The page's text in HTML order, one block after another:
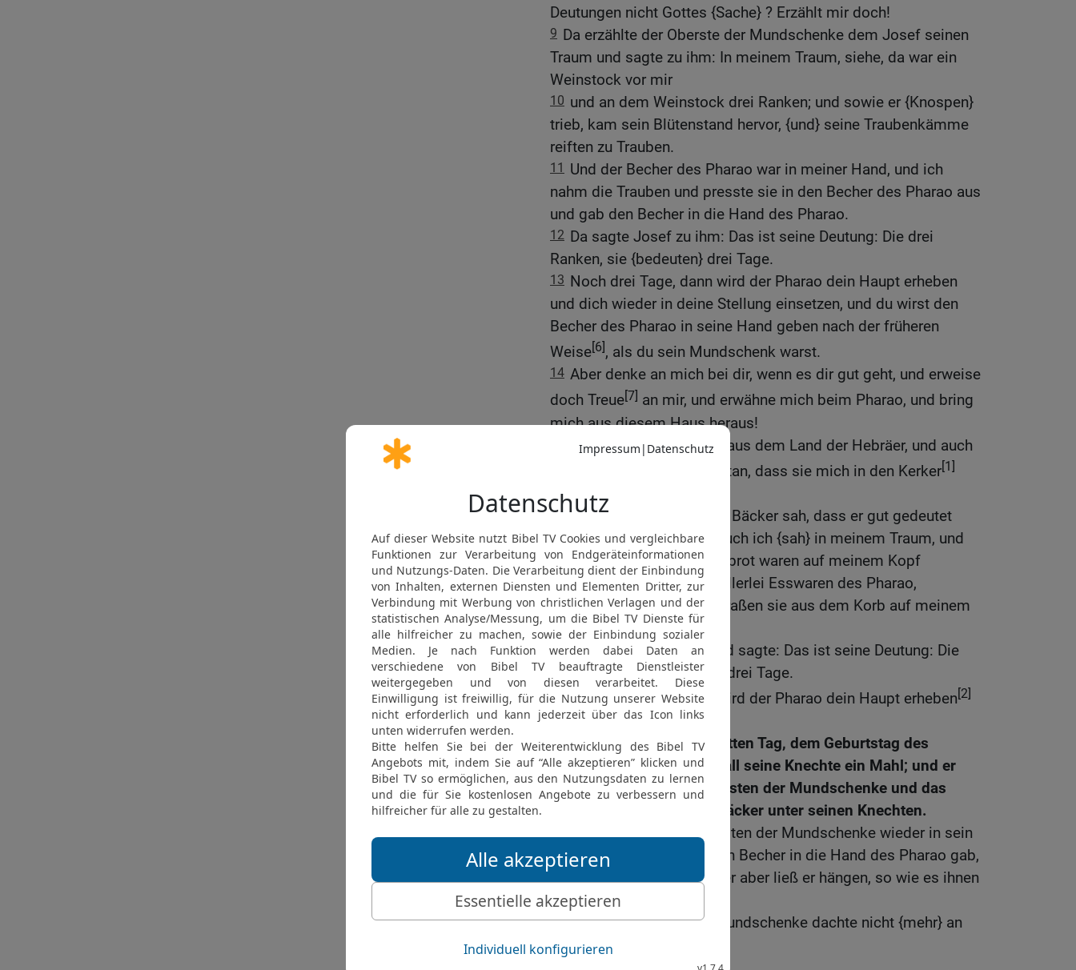
Deutungen nicht Gottes {Sache} ? Erzählt mir doch!
9 Da erzählte der Oberste der Mundschenke dem Josef seinen
Traum und sagte zu ihm: In meinem Traum, siehe, da war ein
Weinstock vor mir
10 und an dem Weinstock drei Ranken; und sowie er {Knospen}
trieb, kam sein Blütenstand hervor, {und} seine Traubenkämme
reiften zu Trauben.
11 Und der Becher des Pharao war in meiner Hand, und ich
nahm die Trauben und presste sie in den Becher des Pharao aus
und gab den Becher in die Hand des Pharao.
12 Da sagte Josef zu ihm: Das ist seine Deutung: Die drei
Ranken, sie {bedeuten} drei Tage.
13 Noch drei Tage, dann wird der Pharao dein Haupt erheben
und dich wieder in deine Stellung einsetzen, und du wirst den
Becher des Pharao in seine Hand geben nach der früheren
Weise[6], als du sein Mundschenk warst.
14 Aber denke an mich bei dir, wenn es dir gut geht, und erweise
doch Treue[7] an mir, und erwähne mich beim Pharao, und bring
mich aus diesem Haus heraus!
Denn gestohlen bin ich aus dem Land der Hebräer, und auch
hier habe ich gar nichts getan, dass sie mich in den Kerker[1]
gesetzt haben.
16 Als nun der Oberste der Bäcker sah, dass er gut gedeutet
hatte, sagte er zu Josef: Auch ich {sah} in meinem Traum, und
siehe, drei Körbe mit Weißbrot waren auf meinem Kopf
17 und im obersten Korb allerlei Esswaren des Pharao,
Backwerk, und die Vögel fraßen sie aus dem Korb auf meinem
Kopf weg.
18 Da antwortete Josef und sagte: Das ist seine Deutung: Die
drei Körbe, sie {bedeuten} drei Tage.
19 Noch drei Tage, dann wird der Pharao dein Haupt erheben[2]
[A>nehmen
20 Und es geschah am dritten Tag, dem Geburtstag des
Pharao, da machte er für all seine Knechte ein Mahl; und er
erhob das Haupt des Obersten der Mundschenke und das
Haupt des Obersten der Bäcker unter seinen Knechten.
Und er setzte den Obersten der Mundschenke wieder in sein
Schenkamt ein, dass er den Becher in die Hand des Pharao gab,
den Obersten der Bäcker aber ließ er hängen, so wie es ihnen
Josef gedeutet hatte.
23 Aber der Oberste der Mundschenke dachte nicht {mehr} an
Josef und vergaß ihn.